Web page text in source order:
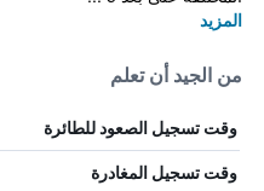
المزيد
من الجيد أن تعلم
وقت تسجيل الصعود للطائرة
وقت تسجيل المغادرة